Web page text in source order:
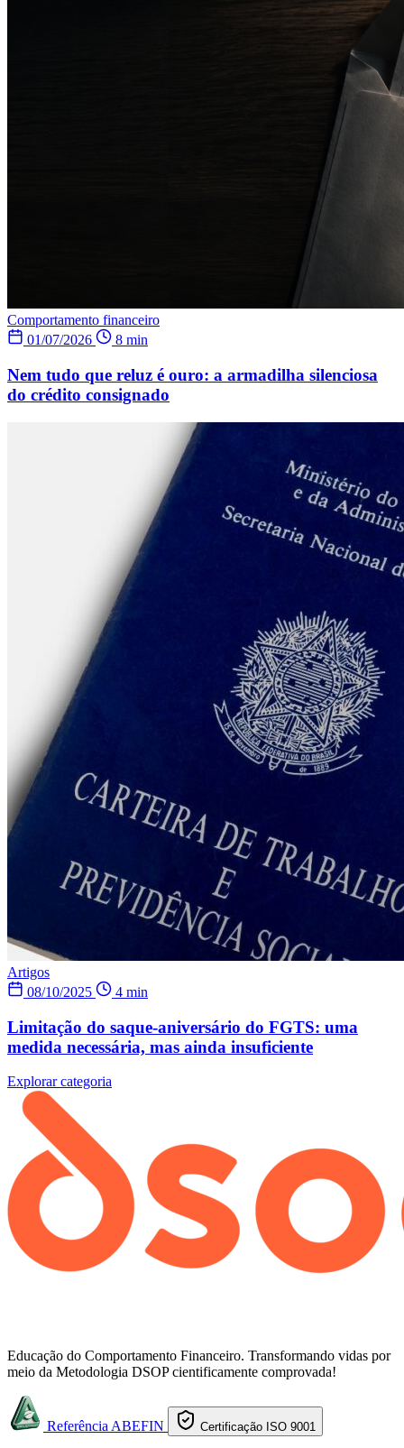
Comportamento financeiro
01/07/2026
8 min
Nem tudo que reluz é ouro: a armadilha silenciosa
do crédito consignado
Artigos
08/10/2025
4 min
Limitação do saque-aniversário do FGTS: uma
medida necessária, mas ainda insuficiente
Explorar categoria
Educação do Comportamento Financeiro. Transformando vidas por
meio da Metodologia DSOP cientificamente comprovada!
Referência ABEFIN Certificação ISO 9001